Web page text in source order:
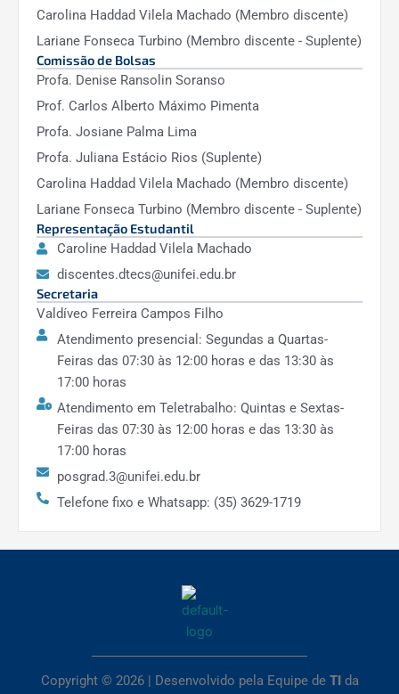
Carolina Haddad Vilela Machado (Membro discente)
Lariane Fonseca Turbino (Membro discente - Suplente)
Comissão de Bolsas
Profa. Denise Ransolin Soranso
Prof. Carlos Alberto Máximo Pimenta
Profa. Josiane Palma Lima
Profa. Juliana Estácio Rios (Suplente)
Carolina Haddad Vilela Machado (Membro discente)
Lariane Fonseca Turbino (Membro discente - Suplente)
Representação Estudantil
Caroline Haddad Vilela Machado
discentes.dtecs@unifei.edu.br
Secretaria
Valdíveo Ferreira Campos Filho
Atendimento presencial: Segundas a Quartas-
Feiras das 07:30 às 12:00 horas e das 13:30 às
17:00 horas
Atendimento em Teletrabalho: Quintas e Sextas-
Feiras das 07:30 às 12:00 horas e das 13:30 às
17:00 horas
posgrad.3@unifei.edu.br
Telefone fixo e Whatsapp: (35) 3629-1719
Copyright © 2026 | Desenvolvido pela Equipe de TIda